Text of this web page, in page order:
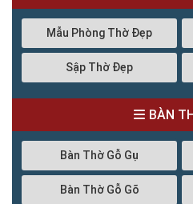
Mẫu Phòng Thờ Đẹp
Sập Thờ Đẹp
BÀN
Bàn Thờ Gỗ Gụ
Bàn Thờ Gỗ Gõ